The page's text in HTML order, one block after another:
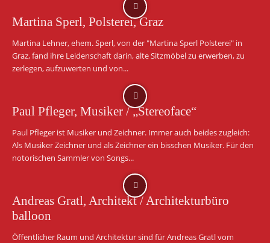
Martina Sperl, Polsterei, Graz
Martina Lehner, ehem. Sperl, von der "Martina Sperl Polsterei" in
Graz, fand ihre Leidenschaft darin, alte Sitzmöbel zu erwerben, zu
zerlegen, aufzuwerten und von...
Paul Pfleger, Musiker / „Stereoface“
Paul Pfleger ist Musiker und Zeichner. Immer auch beides zugleich:
Als Musiker Zeichner und als Zeichner ein bisschen Musiker. Für den
notorischen Sammler von Songs...
Andreas Gratl, Architekt / Architekturbüro
balloon
Öffentlicher Raum und Architektur sind für Andreas Gratl vom